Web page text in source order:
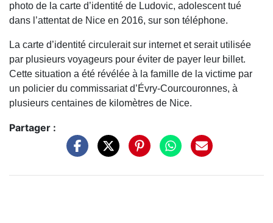
photo de la carte d’identité de Ludovic, adolescent tué
dans l’attentat de Nice en 2016, sur son téléphone.
La carte d’identité circulerait sur internet et serait utilisée
par plusieurs voyageurs pour éviter de payer leur billet.
Cette situation a été révélée à la famille de la victime par
un policier du commissariat d’Évry-Courcouronnes, à
plusieurs centaines de kilomètres de Nice.
Partager :